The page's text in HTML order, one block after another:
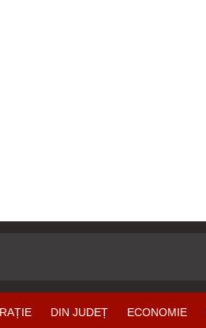
DIN JUDEȚ ECONOMIE